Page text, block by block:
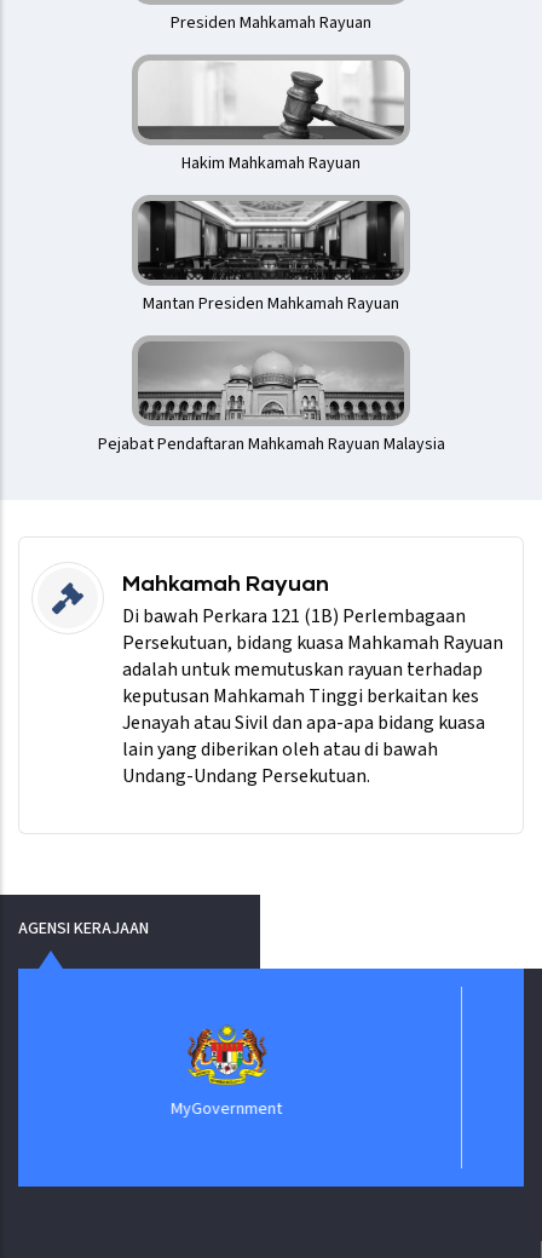
Presiden Mahkamah Rayuan
Hakim Mahkamah Rayuan
Mantan Presiden Mahkamah Rayuan
Pejabat Pendaftaran Mahkamah Rayuan Malaysia
Mahkamah Rayuan
Di bawah Perkara 121 (1B) Perlembagaan
Persekutuan, bidang kuasa Mahkamah Rayuan
adalah untuk memutuskan rayuan terhadap
keputusan Mahkamah Tinggi berkaitan kes
Jenayah atau Sivil dan apa-apa bidang kuasa
lain yang diberikan oleh atau di bawah
Undang-Undang Persekutuan.
AGENSI KERAJAAN
MyGovernment